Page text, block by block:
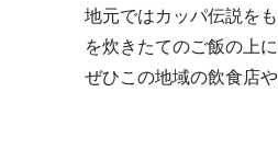
地元ではカッパ伝説を
を炊きたてのご飯の上
ぜひこの地域の飲食店